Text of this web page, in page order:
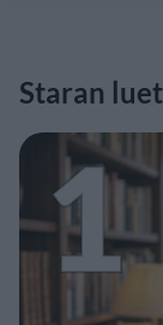
Staran
1